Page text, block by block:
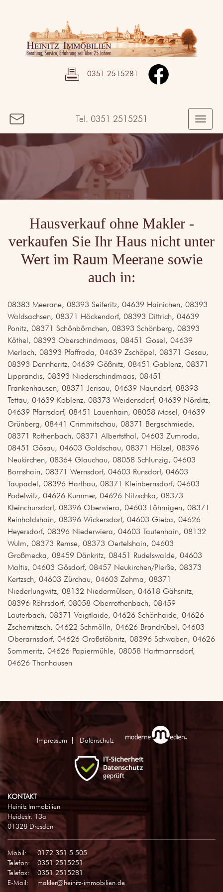
0351 2515281
Tel. 0351 2515251
Hausverkauf ohne Makler -
verkaufen Sie Ihr Haus nicht unter
Wert im Raum Meerane sowie
auch in:
08383 Meerane, 08393 Seiferitz, 04639 Hainichen, 08393
Waldsachsen, 08371 Höckendorf, 08393 Dittrich, 04639
Ponitz, 08371 Schönbörnchen, 08393 Schönberg, 08393
Köthel, 08393 Oberschindmaas, 08451 Gosel, 04639
Merlach, 08393 Pfaffroda, 04639 Zschöpel, 08371 Gesau,
08393 Dennheritz, 04639 Gößnitz, 08451 Gablenz, 08371
Lipprandis, 08393 Niederschindmaas, 08451
Frankenhausen, 08371 Jerisau, 04639 Naundorf, 08393
Tettau, 04639 Koblenz, 08373 Weidensdorf, 04639 Nörditz,
04639 Pfarrsdorf, 08451 Lauenhain, 08058 Mosel, 04639
Grünberg, 08441 Crimmitschau, 08371 Bergschmiede,
08371 Rothenbach, 08371 Albertsthal, 04603 Zumroda,
08451 Gösau, 04603 Goldschau, 08371 Hölzel, 08396
Neukirchen, 08364 Glauchau, 08058 Schlunzig, 04603
Bornshain, 08371 Wernsdorf, 04603 Runsdorf, 04603
Taupadel, 08396 Harthau, 08371 Kleinbernsdorf, 04603
Podelwitz, 04626 Kummer, 04626 Nitzschka, 08373
Kleinchursdorf, 08396 Oberwiera, 04603 Löhmigen, 08371
Reinholdshain, 08396 Wickersdorf, 04603 Gieba, 04626
Heyersdorf, 08396 Niederwiera, 04603 Tautenhain, 08132
Wulm, 08373 Remse, 08373 Oertelshain, 04603
Großmecka, 08459 Dänkritz, 08451 Rudelswalde, 04603
Maltis, 04603 Gösdorf, 08457 Neukirchen/Pleiße, 08373
Kertzsch, 04603 Zürchau, 04603 Zehma, 08371
Niederlungwitz, 08132 Niedermülsen, 04618 Gähsnitz,
08396 Röhrsdorf, 08058 Oberrothenbach, 08459
Lauterbach, 08371 Voigtlaide, 04626 Schönhaide, 04626
Zschernitzsch, 04622 Schmölln, 04626 Brandrübel, 04603
Oberarnsdorf, 04626 Großstöbnitz, 08396 Schwaben, 04626
Sommeritz, 04626 Papiermühle, 08058 Hartmannsdorf,
04626 Thonhausen
Impressum Datenschutz
KONTAKT
Heinitz Immobilien
Heidestr. 13a
01328 Dresden
Mobil:
0172 351 5 505
Telefon:
0351 2515251
Telefax:
0351 2515281
E-Mail:
makler@heinitz-immobilien.de